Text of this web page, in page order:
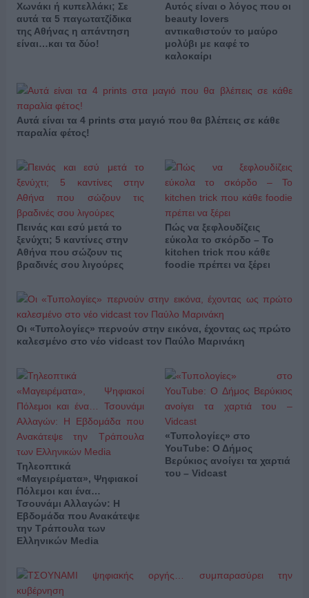
Χωνάκι ή κυπελλάκι; Σε
αυτά τα 5 παγωτατζίδικα
της Αθήνας η απάντηση
είναι…και τα δύο!
Αυτός είναι ο λόγος που οι
beauty lovers
αντικαθιστούν το μαύρο
μολύβι με καφέ το
καλοκαίρι
Αυτά είναι τα 4 prints στα μαγιό που θα βλέπεις σε κάθε
παραλία φέτος!
Πεινάς και εσύ μετά το
ξενύχτι; 5 καντίνες στην
Αθήνα που σώζουν τις
βραδινές σου λιγούρες
Πώς να ξεφλουδίζεις
εύκολα το σκόρδο – Το
kitchen trick που κάθε
foodie πρέπει να ξέρει
Οι «Τυπολογίες» περνούν στην εικόνα, έχοντας ως πρώτο
καλεσμένο στο νέο vidcast τον Παύλο Μαρινάκη
Τηλεοπτικά
«Μαγειρέματα», Ψηφιακοί
Πόλεμοι και ένα…
Τσουνάμι Αλλαγών: Η
Εβδομάδα που Ανακάτεψε
την Τράπουλα των
Ελληνικών Media
«Τυπολογίες» στο
YouTube: Ο Δήμος
Βερύκιος ανοίγει τα χαρτιά
του – Vidcast